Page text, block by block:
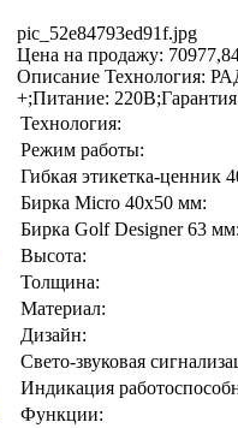
pic_52e84793ed91f.jpg
Цена на продажу:
Описание Технология:
+;Питание:
Технология:
Режим работы:
Гибкая этикетка-ценник
Бирка Micro 40x50 мм:
Бирка Golf Designer 63 мм:
Высота:
Толщина:
Материал:
Дизайн:
Свето-звуковая
Индикация
Функции: